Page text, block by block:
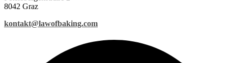
8042 Graz
kontakt@lawofbaking.com